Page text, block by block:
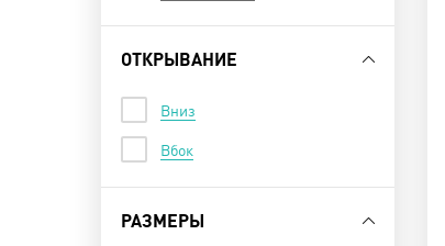
ОТКРЫВАНИЕ
Вниз
Вбок
РАЗМЕРЫ